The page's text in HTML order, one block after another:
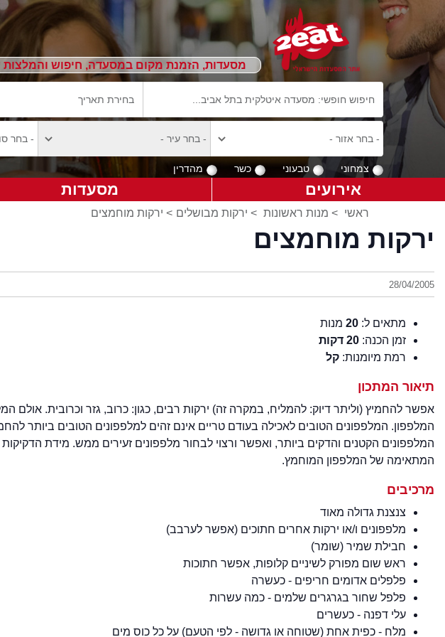
מסעדות, הזמנת מקום במסעדה, חיפוש
צמחוני טבעוני כשר מהדרין
אירועים מסעדות
ראשי > מנות ראשונות > ירקות מבושלים > ירקות מוחמצים
ירקות מוחמצים
28/04/2005
מתאים ל: 20 מנות
זמן הכנה: 20 דקות
רמת מיומנות: קל
תיאור המתכון
אפשר להחמיץ (וליתר דיוק: להמליח, במקרה זה) ירקות רבים, כגון: כרוב, גזר וכרובית. אולם
המלפפון. המלפפונים הטובים לאכילה בעודם טריים אינם זהים למלפפונים הטובים ביותר
המלפפונים הקטנים והדקים ביותר, ואפשר ורצוי לבחור מלפפונים זעירים ממש. מידת
המתאימה של המלפפון המוחמץ.
מרכיבים
צנצנת גדולה מאוד
מלפפונים ו/או ירקות אחרים חתוכים (אפשר לערבב)
חבילת שמיר (שומר)
ראש שום מפורק לשיניים קלופות, אפשר חתוכות
פלפלים אדומים חריפים - כעשרה
פלפל שחור בגרגרים שלמים - כמה עשרות
עלי דפנה - כעשרים
מלח - כפית אחת (שטוחה או גדושה - לפי הטעם) על כל כוס מים